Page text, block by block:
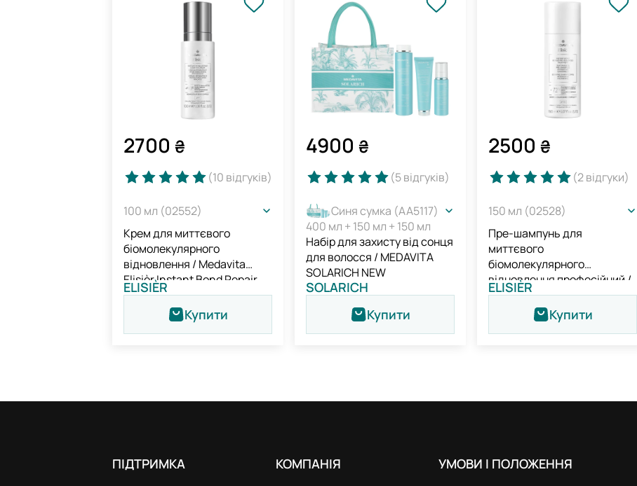
2700 ₴
(10 відгуків)
100 мл (02552)
Крем для миттєвого
біомолекулярного
відновлення / Medavita
Elisièr Instant Bond Repair
Leave-in Cream
ELISIÈR
Купити
4900 ₴
(5відгуків)
Синя сумка (AA5117)
400 мл + 150 мл + 150 мл
Набір для захисту від сонця
для волосся / MEDAVITA
SOLARICH NEW
SOLARICH
Купити
2500 ₴
(2відгуки)
150 мл (02528)
Пре-шампунь для
миттєвого
біомолекулярного
відновлення професійний /
Medavita Elisièr Instant Bond
Repair Pre-shampoo
Treatment
ELISIÈR
Купити
ПІДТРИМКА КОМПАНIЯ УМОВИ І ПОЛОЖЕННЯ